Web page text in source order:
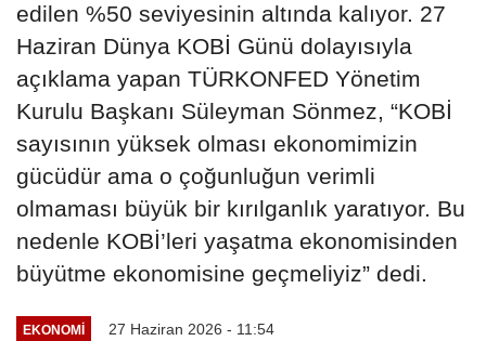
edilen %50 seviyesinin altında kalıyor. 27
Haziran Dünya KOBİ Günü dolayısıyla
açıklama yapan TÜRKONFED Yönetim
Kurulu Başkanı Süleyman Sönmez, “KOBİ
sayısının yüksek olması ekonomimizin
gücüdür ama o çoğunluğun verimli
olmaması büyük bir kırılganlık yaratıyor. Bu
nedenle KOBİ’leri yaşatma ekonomisinden
büyütme ekonomisine geçmeliyiz” dedi.
EKONOMI 27 Haziran 2026 - 11:54